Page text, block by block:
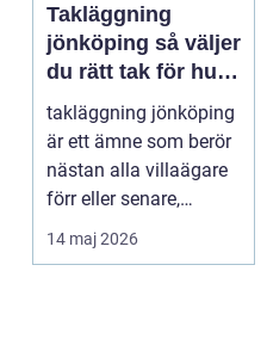
Takläggning
jönköping så väljer
du rätt tak för hus
och klimat
takläggning jönköping
är ett ämne som berör
nästan alla villaägare
förr eller senare,
eftersom taket...
14 maj 2026